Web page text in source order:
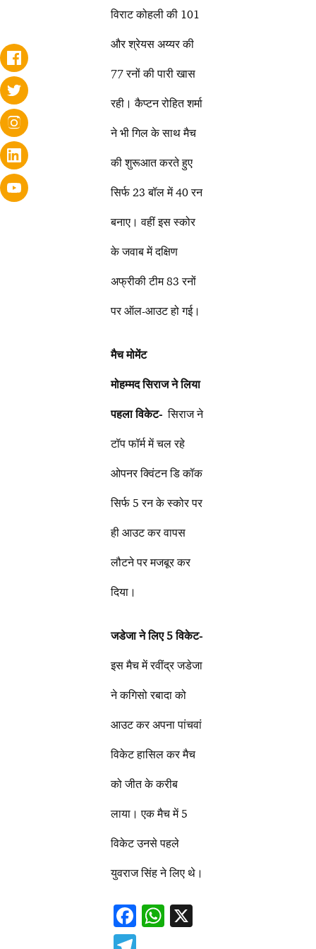
विराट कोहली की 101
और श्रेयस अय्यर की
77 रनों की पारी खास
रही। कैप्टन रोहित शर्मा
ने भी गिल के साथ मैच
की शुरूआत करते हुए
सिर्फ 23 बॉल में 40 रन
बनाए। वहीं इस स्कोर
के जवाब में दक्षिण
अफ्रीकी टीम 83 रनों
पर ऑल-आउट हो गई।
मैच मोमेंट
मोहम्मद सिराज ने लिया
पहला विकेट-सिराज ने
टॉप फॉर्म में चल रहे
ओपनर क्विंटन डि कॉक
सिर्फ 5 रन के स्कोर पर
ही आउट कर वापस
लौटने पर मजबूर कर
दिया।
जडेजा ने लिए 5 विकेट-
इस मैच में रवींद्र जडेजा
ने कगिसो रबादा को
आउट कर अपना पांचवां
विकेट हासिल कर मैच
को जीत के करीब
लाया। एक मैच में 5
विकेट उनसे पहले
युवराज सिंह ने लिए थे।
F
W